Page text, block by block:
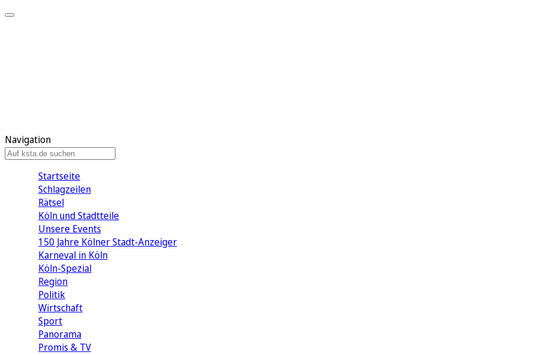
Navigation
Startseite
Schlagzeilen
Rätsel
Köln und Stadtteile
Unsere Events
150 Jahre Kölner Stadt-Anzeiger
Karneval in Köln
Köln-Spezial
Region
Politik
Wirtschaft
Sport
Panorama
Promis & TV